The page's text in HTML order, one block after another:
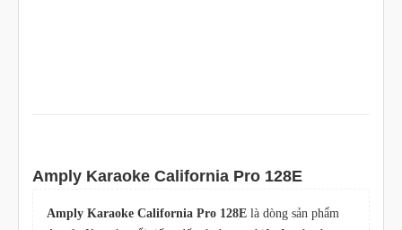
Amply Karaoke California Pro 128E
Amply Karaoke California Pro 128E là dòng sản phẩm